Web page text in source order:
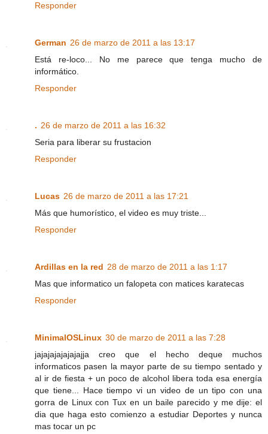
Responder
German 26 de marzo de 2011 a las 13:17
Está re-loco... No me parece que tenga mucho de
informático.
Responder
. 26 de marzo de 2011 a las 16:32
Seria para liberar su frustacion
Responder
Lucas 26 de marzo de 2011 a las 17:21
Más que humorístico, el video es muy triste...
Responder
Ardillas en la red 28 de marzo de 2011 a las 1:17
Mas que informatico un falopeta con matices karatecas
Responder
MinimalOSLinux 30 de marzo de 2011 a las 7:28
jajajajajajajajja creo que el hecho deque muchos
informaticos pasen la mayor parte de su tiempo sentado y
al ir de fiesta + un poco de alcohol libera toda esa energía
que tiene... Hace tiempo vi un video de un tipo con una
gorra de Linux con Tux en un baile parecido y me dije: el
dia que haga esto comienzo a estudiar Deportes y nunca
mas tocar un pc